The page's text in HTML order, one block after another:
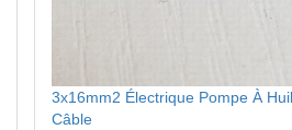
3x16mm2 Électrique Pompe À
Câble